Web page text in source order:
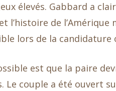
élevés. Gabbard a
l’histoire de
lors de la candidature
est que la paire
Le couple a été ouvert